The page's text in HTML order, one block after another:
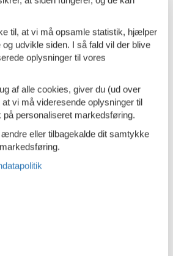
til, at vi må opsamle statistik, hjælper
udvikle siden. I så fald vil der blive
oplysninger til vores
af alle cookies, giver du (ud over
vi må videresende oplysninger til
på personaliseret markedsføring.
eller tilbagekalde dit samtykke